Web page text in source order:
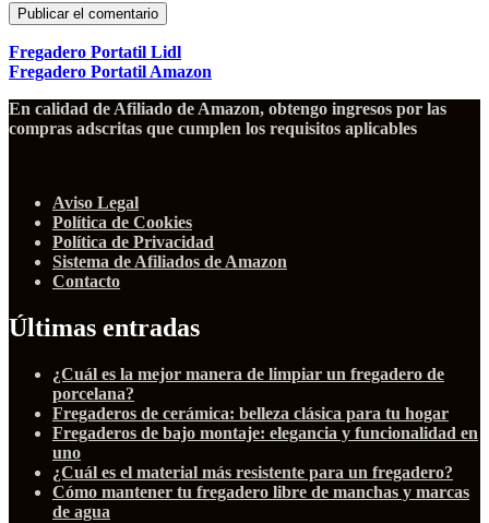
Fregadero Portatil Lidl
Fregadero Portatil Amazon
En calidad de Afiliado de Amazon, obtengo ingresos por las
compras adscritas que cumplen los requisitos aplicables
Aviso Legal
Política de Cookies
Política de Privacidad
Sistema de Afiliados de Amazon
Contacto
Últimas entradas
¿Cuál es la mejor manera de limpiar un fregadero de
porcelana?
Fregaderos de cerámica: belleza clásica para tu hogar
Fregaderos de bajo montaje: elegancia y funcionalidad en
uno
¿Cuál es el material más resistente para un fregadero?
Cómo mantener tu fregadero libre de manchas y marcas
de agua